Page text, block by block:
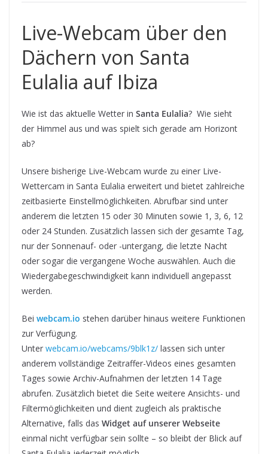
Live-Webcam über den
Dächern von Santa
Eulalia auf Ibiza
Wie ist das aktuelle Wetter in Santa Eulalia? Wie sieht
der Himmel aus und was spielt sich gerade am Horizont
ab?
Unsere bisherige Live-Webcam wurde zu einer Live-
Wettercam in Santa Eulalia erweitert und bietet zahlreiche
zeitbasierte Einstellmöglichkeiten. Abrufbar sind unter
anderem die letzten 15 oder 30 Minuten sowie 1, 3, 6, 12
oder 24 Stunden. Zusätzlich lassen sich der gesamte Tag,
nur der Sonnenauf- oder -untergang, die letzte Nacht
oder sogar die vergangene Woche auswählen. Auch die
Wiedergabegeschwindigkeit kann individuell angepasst
werden.
Bei webcam.io stehen darüber hinaus weitere Funktionen
zur Verfügung.
Unter webcam.io/webcams/9blk1z/ lassen sich unter
anderem vollständige Zeitraffer-Videos eines gesamten
Tages sowie Archiv-Aufnahmen der letzten 14 Tage
abrufen. Zusätzlich bietet die Seite weitere Ansichts- und
Filtermöglichkeiten und dient zugleich als praktische
Alternative, falls das Widget auf unserer Webseite
einmal nicht verfügbar sein sollte – so bleibt der Blick auf